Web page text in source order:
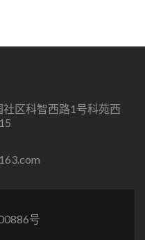
区科智西路1号科苑西
号